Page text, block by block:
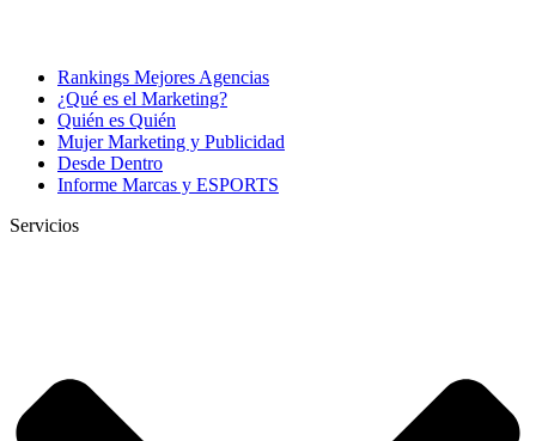
Rankings Mejores Agencias
¿Qué es el Marketing?
Quién es Quién
Mujer Marketing y Publicidad
Desde Dentro
Informe Marcas y ESPORTS
Servicios